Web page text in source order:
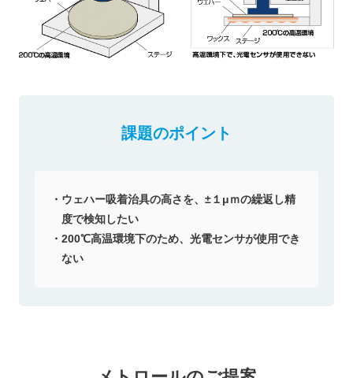
課題のポイント
ウェハー吸着治具の高さを、±１μｍの繰返し精
度で検知したい
200℃高温環境下のため、光電センサが使用でき
ない